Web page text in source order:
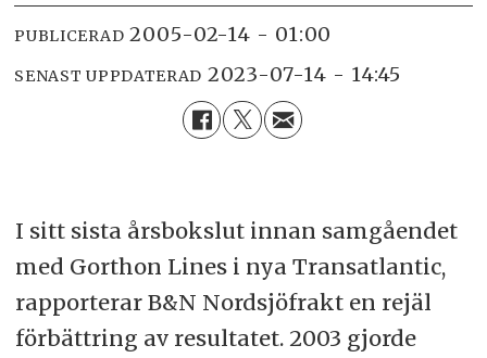
PUBLICERAD 2005-02-14 - 01:00
SENAST UPPDATERAD 2023-07-14 - 14:45
I sitt sista årsbokslut innan samgåendet
med Gorthon Lines i nya Transatlantic,
rapporterar B&N Nordsjöfrakt en rejäl
förbättring av resultatet. 2003 gjorde